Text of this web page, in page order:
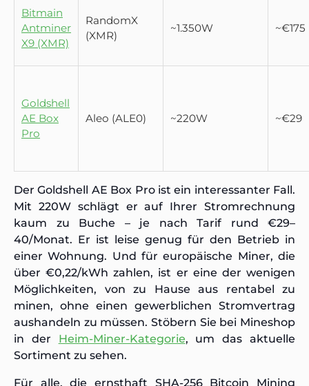
Bitmain
Antminer
X9 (XMR)
RandomX
(XMR)
~1.350W ~€175
Goldshell
AE Box
Pro
Aleo (ALE0) ~220W ~€29
Der Goldshell AE Box Pro ist ein interessanter Fall.
Mit 220W schlägt er auf Ihrer Stromrechnung
kaum zu Buche – je nach Tarif rund €29–
40/Monat. Er ist leise genug für den Betrieb in
einer Wohnung. Und für europäische Miner, die
über €0,22/kWh zahlen, ist er eine der wenigen
Möglichkeiten, von zu Hause aus rentabel zu
minen, ohne einen gewerblichen Stromvertrag
aushandeln zu müssen. Stöbern Sie bei Mineshop
in der Heim-Miner-Kategorie, um das aktuelle
Sortiment zu sehen.
Für alle, die ernsthaft SHA-256 Bitcoin Mining